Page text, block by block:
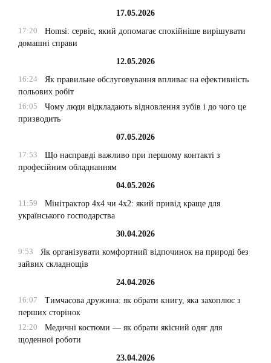
17.05.2026
17:20
Homsi: сервіс, який допомагає спокійніше вирішувати
домашні справи
12.05.2026
16:24
Як правильне обслуговування впливає на ефективність
польових робіт
16:05
Чому люди відкладають відновлення зубів і до чого це
призводить
07.05.2026
17:53
Що насправді важливо при першому контакті з
професійним обладнанням
04.05.2026
11:59
Мінітрактор 4х4 чи 4х2: який привід краще для
українського господарства
30.04.2026
9:53
Як організувати комфортний відпочинок на природі без
зайвих складнощів
24.04.2026
16:07
Тимчасова дружина: як обрати книгу, яка захоплює з
перших сторінок
12:20
Медичні костюми — як обрати якісний одяг для
щоденної роботи
23.04.2026